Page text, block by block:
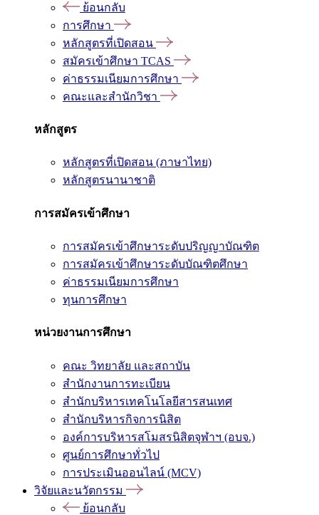
ย้อนกลับ
การศึกษา
หลักสูตรที่เปิดสอน
สมัครเข้าศึกษา TCAS
ค่าธรรมเนียมการศึกษา
คณะและสำนักวิชา
หลักสูตร
หลักสูตรที่เปิดสอน (ภาษาไทย)
หลักสูตรนานาชาติ
การสมัครเข้าศึกษา
การสมัครเข้าศึกษาระดับปริญญาบัณฑิต
การสมัครเข้าศึกษาระดับบัณฑิตศึกษา
ค่าธรรมเนียมการศึกษา
ทุนการศึกษา
หน่วยงานการศึกษา
คณะ วิทยาลัย และสถาบัน
สำนักงานการทะเบียน
สำนักบริหารเทคโนโลยีสารสนเทศ
สำนักบริหารกิจการนิสิต
องค์การบริหารสโมสรนิสิตจุฬาฯ (อบจ.)
ศูนย์การศึกษาทั่วไป
การประเมินออนไลน์ (MCV)
วิจัยและนวัตกรรม
ย้อนกลับ